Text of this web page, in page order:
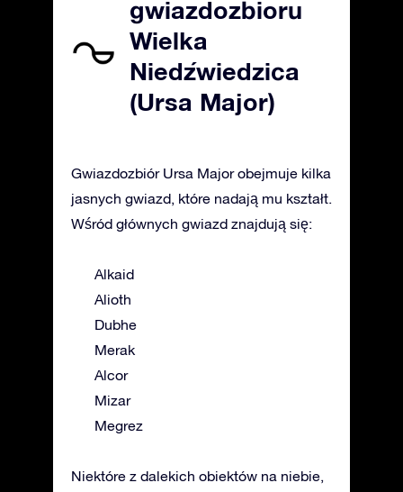
gwiazdozbioru
Wielka
Niedźwiedzica
(Ursa Major)
Gwiazdozbiór Ursa Major obejmuje kilka
jasnych gwiazd, które nadają mu kształt.
Wśród głównych gwiazd znajdują się:
Alkaid
Alioth
Dubhe
Merak
Alcor
Mizar
Megrez
Niektóre z dalekich obiektów na niebie,